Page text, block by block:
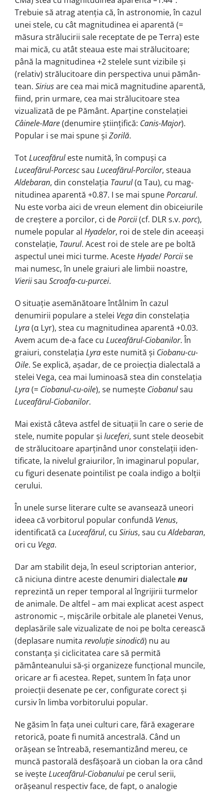
Trebuie să atrag aten­ția că, în astronomie, în cazul
unei stele, cu cât magnitudinea ei aparentă (=
măsura strălucirii sale receptate de pe Terra) este
mai mică, cu atât steaua este mai strălucitoare;
până la magni­tu­dinea +2 stelele sunt vizibile și
(relativ) stră­lucitoare din perspectiva unui pă­mân­
tean. Siriusare cea mai mică mag­ni­tudine aparentă,
fiind, prin urmare, cea mai strălucitoare stea
vizualizată de pe Pământ. Aparține constelației
Câinele-Mare(denumire științifică: Canis-Major).
Popular i se mai spune și Zorilă.
TotLuceafăruleste numită, în com­puși ca
Luceafărul-Porcescsau Luceafărul-Porcilor, steaua
Aldebaran, din constelația Taurul(α Tau), cu mag­
nitudinea aparentă +0.87. I se mai spunePorcarul.
Nu este vorba aici de vreun element din obiceiurile
de creș­te­re a porcilor, ci dePorcii(cf. DLR s.v. porc),
numele popular al Hyadelor, roi de stele din aceeași
constelație, Taurul. Acest roi de stele are pe boltă
aspectul unei mici turme. AcesteHyade/Porciise
mai numesc, în unele graiuri ale lim­bii noastre,
Vieriisau Scroafa-cu-purcei.
O situație asemănătoare întâlnim în cazul
denumirii populare a stelei Vegadin constelația
Lyra(α Lyr), stea cu magnitudinea aparentă +0.03.
Avem acum de-a face cu Luceafărul-Ciobanilor. În
graiuri, constelația Lyraeste numită și Ciobanu-cu-
Oile. Se ex­plică, așadar, de ce proiecția dialectală a
stelei Vega, cea mai luminoasă stea din constelația
Lyra(= Ciobanul-cu-oile), se numește Ciobanulsau
Luceafărul-Ciobanilor.
Mai există câteva astfel de situații în care o serie de
stele, numite popular și luceferi, sunt stele deosebit
de stră­lu­citoare aparținând unor constelații iden­
tificate, la nivelul graiurilor, în ima­gi­narul popular,
cu figuri desenate poin­tilist pe coala indigo a bolții
cerului.
În unele surse literare culte se avan­sează uneori
ideea că vorbitorul popu­lar confundă Venus,
identificată ca Luceafărul, cu Sirius, sau cuAldebaran,
ori cu Vega.
Dar am stabilit deja, în eseul scrip­torian anterior,
că niciuna dintre aceste denumiri dialectalenu
reprezintă un reper temporal al îngrijirii turmelor
de animale. De altfel – am mai explicat acest aspect
astronomic –, mișcările orbitale ale planetei Venus,
deplasările sale vizualizate de noi pe bolta cerească
(deplasare numita revoluție sinodică) nu au
constanța și ciclicitatea care să permită
pământeanului să-și organizeze funcțional muncile,
oricare ar fi aces­tea. Repet, suntem în fața unor
pro­iec­ții desenate pe cer, configurate corect și
cursiv în limba vorbitorului popular.
Ne găsim în fața unei culturi care, fără exagerare
retorică, poate fi numită ancestrală. Când un
orășean se întrea­bă, resemantizând mereu, ce
muncă pas­torală desfășoară un cioban la ora când
se iveșteLuceafărul-Ciobanului pe cerul serii,
orășeanul respectiv face, de fapt, o analogie